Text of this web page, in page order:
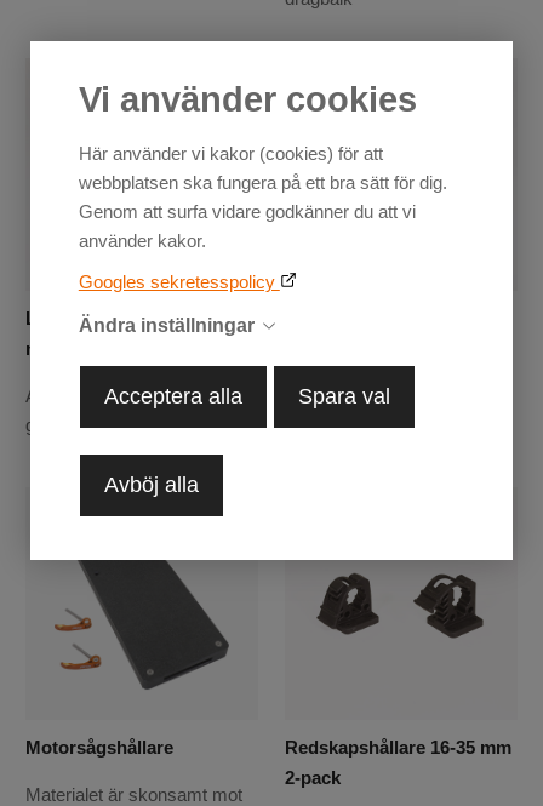
Vi använder cookies
Här använder vi kakor (cookies) för att
webbplatsen ska fungera på ett bra sätt för dig.
Genom att surfa vidare godkänner du att vi
använder kakor.
Googles sekretesspolicy
Ändra inställningar
Acceptera alla Spara val
Avböj alla
Lastnät 80x120 cm med
metallkrokar
Anpassat efter APG
gårdsvagn
Med en längd på 1 meter blir
den en smidig ramp för att
Motorsågshållare
Materialet är skonsamt mot
Redskapshållare 16-35 mm
2-pack